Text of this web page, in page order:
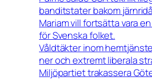
banditstater bakom
Mariam vill fortsätta vara
för Svenska folket.
Våldtäkter inom
ner och extremt liberala
Miljöpartiet trakassera